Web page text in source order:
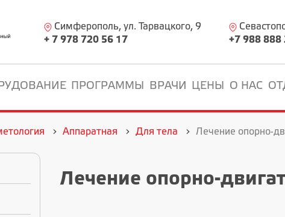
Симферополь, ул. Тарвацкого, 9
+ 7 978 720 56 17
+7 988 888
ПРОГРАММЫ ВРАЧИ ЦЕНЫ О НАС
Аппаратная Для тела Лечение опорно-
Лечение опорно-